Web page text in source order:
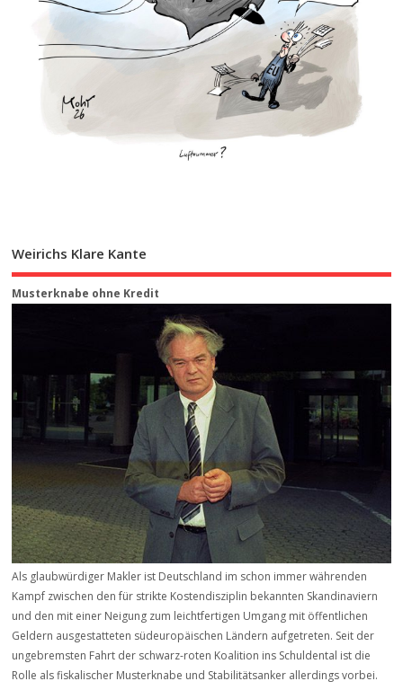
Weirichs Klare Kante
Musterknabe ohne Kredit
Als glaubwürdiger Makler ist Deutschland im schon immer währenden
Kampf zwischen den für strikte Kostendisziplin bekannten Skandinaviern
und den mit einer Neigung zum leichtfertigen Umgang mit öffentlichen
Geldern ausgestatteten südeuropäischen Ländern aufgetreten. Seit der
ungebremsten Fahrt der schwarz-roten Koalition ins Schuldental ist die
Rolle als fiskalischer Musterknabe und Stabilitätsanker allerdings vorbei.